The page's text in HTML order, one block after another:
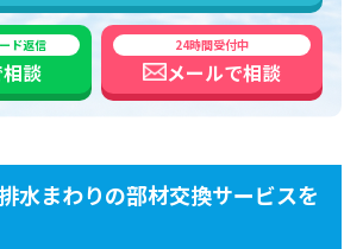
ド返信
相談
24時間受付中
メールで相談
水まわりの部材交換サービスを